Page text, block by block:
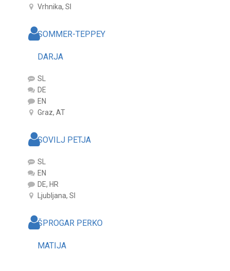
Vrhnika, SI
SOMMER-TEPPEY
DARJA
SL
DE
EN
Graz, AT
SOVILJ PETJA
SL
EN
DE, HR
Ljubljana, SI
ŠPROGAR PERKO
MATIJA